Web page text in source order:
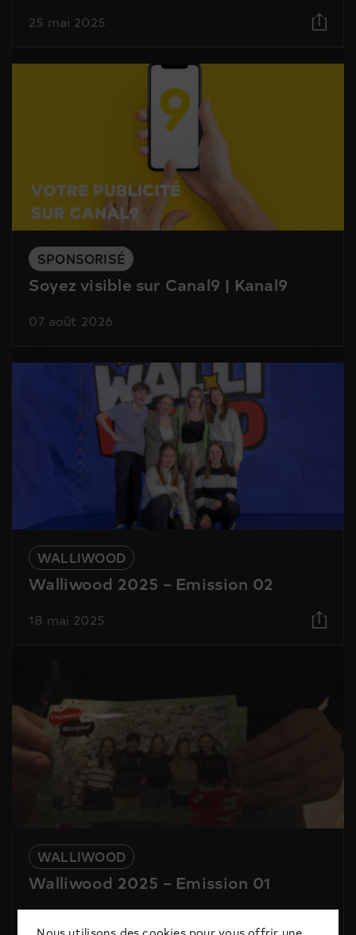
25 mai 2025
SPONSORISÉ
Soyez visible sur Canal9 | Kanal9
07 août 2026
WALLIWOOD
Walliwood 2025 – Emission 02
18 mai 2025
WALLIWOOD
Walliwood 2025 – Emission 01